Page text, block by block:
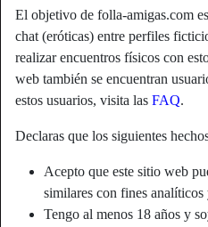
El objetivo de folla-amigas.com
chat (eróticas) entre perfiles
realizar encuentros físicos con
web también se encuentran
estos usuarios, visita las FAQ.
Declaras que los siguientes
Acepto que este sitio web
similares con fines
Tengo al menos 18 años y
star Agregar
Apodo:
Edad:
País: